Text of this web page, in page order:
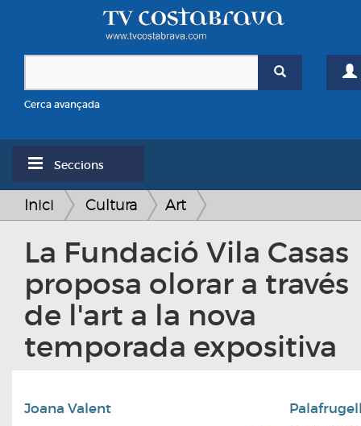
Cerca avançada
Seccions
Inici Cultura Art
La Fundació Vila Casas
proposa olorar a través
de l'art a la nova
temporada expositiva
Joana Valent